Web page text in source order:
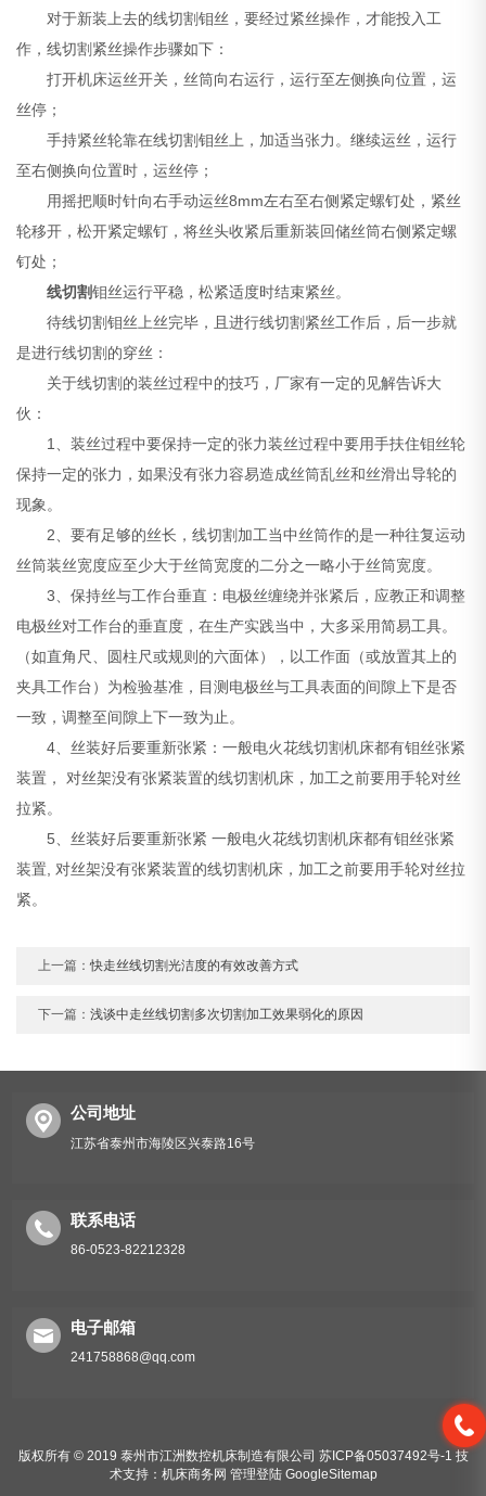
对于新装上去的线切割钼丝，要经过紧丝操作，才能投入工
作，线切割紧丝操作步骤如下：
打开机床运丝开关，丝筒向右运行，运行至左侧换向位置，运
丝停；
手持紧丝轮靠在线切割钼丝上，加适当张力。继续运丝，运行
至右侧换向位置时，运丝停；
用摇把顺时针向右手动运丝8mm左右至右侧紧定螺钉处，紧丝
轮移开，松开紧定螺钉，将丝头收紧后重新装回储丝筒右侧紧定螺
钉处；
线切割钼丝运行平稳，松紧适度时结束紧丝。
待线切割钼丝上丝完毕，且进行线切割紧丝工作后，后一步就
是进行线切割的穿丝：
关于线切割的装丝过程中的技巧，厂家有一定的见解告诉大
伙：
1、装丝过程中要保持一定的张力装丝过程中要用手扶住钼丝轮
保持一定的张力，如果没有张力容易造成丝筒乱丝和丝滑出导轮的
现象。
2、要有足够的丝长，线切割加工当中丝筒作的是一种往复运动
丝筒装丝宽度应至少大于丝筒宽度的二分之一略小于丝筒宽度。
3、保持丝与工作台垂直：电极丝缠绕并张紧后，应教正和调整
电极丝对工作台的垂直度，在生产实践当中，大多采用简易工具。
（如直角尺、圆柱尺或规则的六面体），以工作面（或放置其上的
夹具工作台）为检验基准，目测电极丝与工具表面的间隙上下是否
一致，调整至间隙上下一致为止。
4、丝装好后要重新张紧：一般电火花线切割机床都有钼丝张紧
装置， 对丝架没有张紧装置的线切割机床，加工之前要用手轮对丝
拉紧。
5、丝装好后要重新张紧 一般电火花线切割机床都有钼丝张紧
装置, 对丝架没有张紧装置的线切割机床，加工之前要用手轮对丝拉
紧。
上一篇：快走丝线切割光洁度的有效改善方式
下一篇：浅谈中走丝线切割多次切割加工效果弱化的原因
公司地址
江苏省泰州市海陵区兴泰路16号
联系电话
86-0523-82212328
电子邮箱
241758868@qq.com
版权所有 © 2019 泰州市江洲数控机床制造有限公司 苏ICP备05037492号-1 技
术支持： 机床商务网 管理登陆 GoogleSitemap